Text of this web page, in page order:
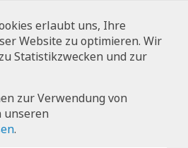
frischeprodukte.de
erlaubt uns, Ihre
Website zu optimieren. Wir
Statistikzwecken und zur
zur Verwendung von
unseren
.